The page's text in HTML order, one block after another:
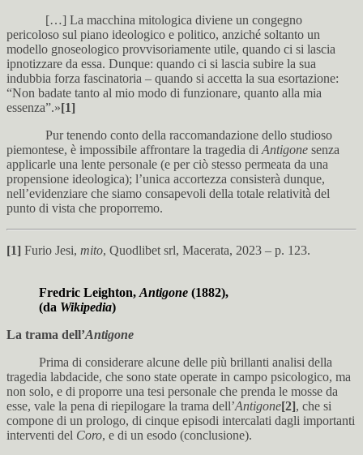
[…] La macchina mitologica diviene un congegno
pericoloso sul piano ideologico e politico, anziché soltanto un
modello gnoseologico provvisoriamente utile, quando ci si lascia
ipnotizzare da essa. Dunque: quando ci si lascia subire la sua
indubbia forza fascinatoria – quando si accetta la sua esortazione:
“Non badate tanto al mio modo di funzionare, quanto alla mia
essenza”.»[1]
Pur tenendo conto della raccomandazione dello studioso
piemontese, è impossibile affrontare la tragedia di Antigone senza
applicarle una lente personale (e per ciò stesso permeata da una
propensione ideologica); l’unica accortezza consisterà dunque,
nell’evidenziare che siamo consapevoli della totale relatività del
punto di vista che proporremo.
[1] Furio Jesi, mito, Quodlibet srl, Macerata, 2023 – p. 123.
Fredric Leighton, Antigone (1882),
(da Wikipedia)
La trama dell’Antigone
Prima di considerare alcune delle più brillanti analisi della
tragedia labdacide, che sono state operate in campo psicologico, ma
non solo, e di proporre una tesi personale che prenda le mosse da
esse, vale la pena di riepilogare la trama dell’Antigone[2], che si
compone di un prologo, di cinque episodi intercalati dagli importanti
interventi del Coro, e di un esodo (conclusione).